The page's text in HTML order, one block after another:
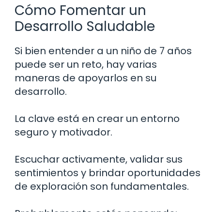
Cómo Fomentar un
Desarrollo Saludable
Si bien entender a un niño de 7 años
puede ser un reto, hay varias
maneras de apoyarlos en su
desarrollo.
La clave está en crear un entorno
seguro y motivador.
Escuchar activamente, validar sus
sentimientos y brindar oportunidades
de exploración son fundamentales.